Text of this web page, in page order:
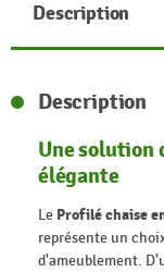
Description
Description
Une solution
élégante
Le Profilé chaise
représente un
d'ameublement.